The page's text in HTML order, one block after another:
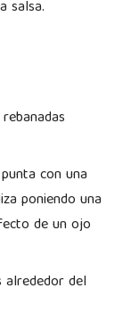
salsa.
con una
poniendo una
de un ojo
del